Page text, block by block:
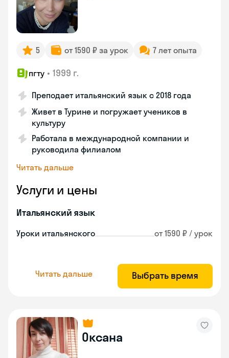
5 от 1590 ₽ за урок 7 лет опыта
пгту • 1999 г.
Преподает итальянский язык с 2018 года
Живет в Турине и погружает учеников в
культуру
Работала в международной компании и
руководила филиалом
Читать дальше
Услуги и цены
Итальянский язык
Уроки итальянского от 1590 ₽ / урок
Читать дальше Выбрать время
Оксана